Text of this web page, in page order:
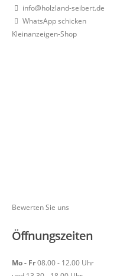
info@holzland-seibert.de
WhatsApp schicken
Kleinanzeigen-Shop
Bewerten Sie uns
Öffnungszeiten
Mo - Fr08.00 - 12.00 Uhr